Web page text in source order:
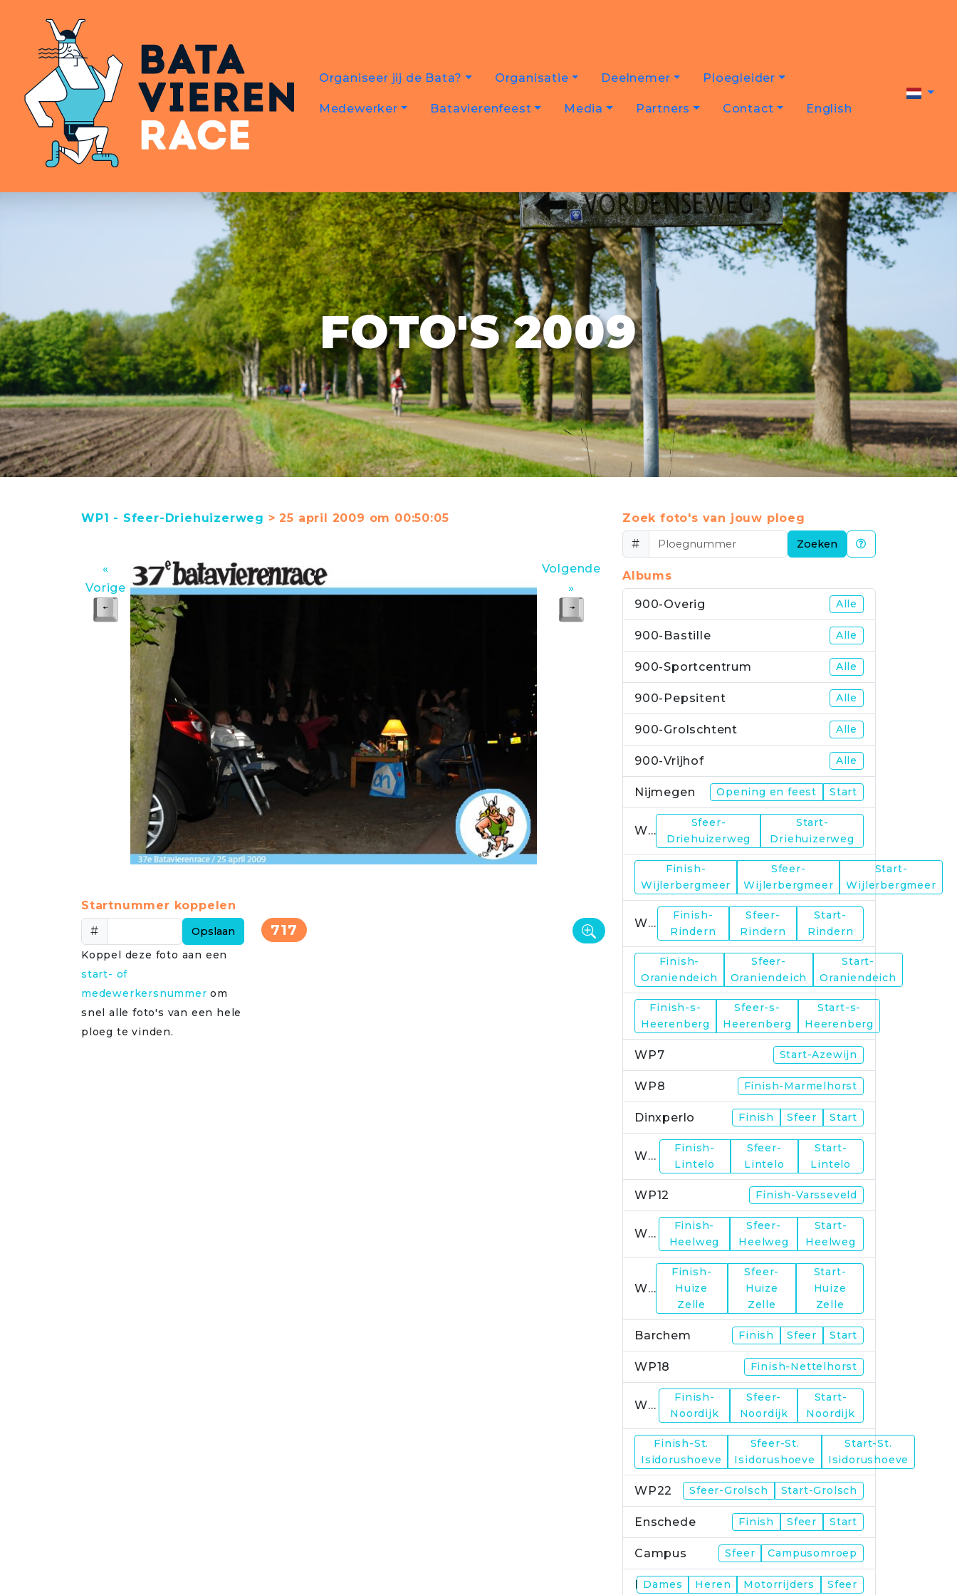
Organiseer jij de Bata? Organisatie Deelnemer Ploegleider
Medewerker Batavierenfeest Media Partners Contact English
FOTO'S 2009
WP1 - Sfeer-Driehuizerweg > 25 april 2009 om 00:50:05
«
Vorige
Volgende
»
Startnummer koppelen
#
Opslaan
Koppel deze foto aan een
start- of
medewerkersnummer om
snel alle foto's van een hele
ploeg te vinden.
717
Zoek foto's van jouw ploeg
#
Zoeken
Albums
900-Overig Alle
900-Bastille Alle
900-Sportcentrum Alle
900-Pepsitent Alle
900-Grolschtent Alle
900-Vrijhof Alle
Nijmegen Opening en feest Start
WP1
Sfeer-
Driehuizerweg
Start-
Driehuizerweg
Finish-
Wijlerbergmeer
Sfeer-
Wijlerbergmeer
Start-
Wijlerbergmeer
WP4
Finish-
Rindern
Sfeer-
Rindern
Start-
Rindern
Finish-
Oraniendeich
Sfeer-
Oraniendeich
Start-
Oraniendeich
Finish-s-
Heerenberg
Sfeer-s-
Heerenberg
Start-s-
Heerenberg
WP7 Start-Azewijn
WP8 Finish-Marmelhorst
Dinxperlo Finish Sfeer Start
WP11
Finish-
Lintelo
Sfeer-
Lintelo
Start-
Lintelo
WP12 Finish-Varsseveld
WP13
Finish-
Heelweg
Sfeer-
Heelweg
Start-
Heelweg
WP15
Finish-
Huize
Zelle
Sfeer-
Huize
Zelle
Start-
Huize
Zelle
Barchem Finish Sfeer Start
WP18 Finish-Nettelhorst
WP19
Finish-
Noordijk
Sfeer-
Noordijk
Start-
Noordijk
Finish-St.
Isidorushoeve
Sfeer-St.
Isidorushoeve
Start-St.
Isidorushoeve
WP22 Sfeer-Grolsch Start-Grolsch
Enschede Finish Sfeer Start
Campus Sfeer Campusomroep
Finish
Dames Heren Motorrijders Sfeer